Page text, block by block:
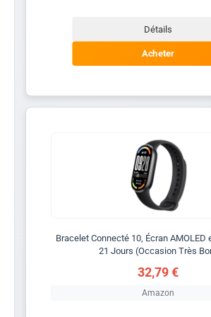
Détails
Acheter
Bracelet Connecté 10, Écran AMOLED
21 Jours (Occasion Très
32,79 €
Amazon